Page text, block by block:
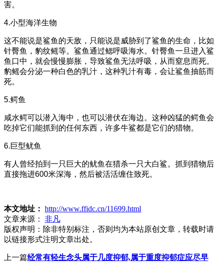
害。
4.小型海洋生物
这不能说是鲨鱼的天敌，只能说是威胁到了鲨鱼的生命，比如
针臀鱼，豹纹鳐等。鲨鱼通过鳃呼吸海水。针臀鱼一旦进入鲨
鱼口中，就会慢慢膨胀，导致鲨鱼无法呼吸，从而窒息而死。
豹鳐会分泌一种白色的乳汁，这种乳汁有毒，会让鲨鱼抽筋而
死。
5.鳄鱼
咸水鳄可以潜入海中，也可以潜伏在海边。这种凶猛的鳄鱼会
吃掉它们能抓到的任何东西，许多牛鲨都是它们的猎物。
6.巨型鱿鱼
有人曾经拍到一只巨大的鱿鱼在猎杀一只大白鲨。抓到猎物后
直接拖进600米深海，然后被活活缠住致死。
本文地址： http://www.ffidc.cn/11699.html
文章来源：
非凡
版权声明： 除非特别标注，否则均为本站原创文章，转载时请
以链接形式注明文章出处。
上一篇经常有轻生念头属于几度抑郁,属于重度抑郁症应尽早